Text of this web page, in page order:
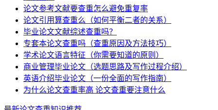
论文参考文献要查重怎么避免重复率
论文引用算查重么（如何平衡二者的关系）
毕业论文文献综述查重吗？
专套本论文查重吗（查重原因及方法技巧）
学术论文语言特征（你需要知道的原则）
商业管理毕业论文（选题思路及写作过程介绍）
英语介绍毕业论文（一份全面的写作指南）
为什么论文查重率高 论文查重要注意什么